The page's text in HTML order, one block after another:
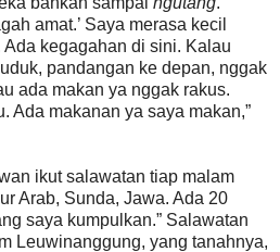
amat.’ Saya merasa kecil
kegagahan di sini. Kalau
pandangan ke depan, nggak
ada makan ya nggak rakus.
Ada makanan ya saya makan,”
ikut salawatan tiap malam
Arab, Sunda, Jawa. Ada 20
saya kumpulkan.” Salawatan
Leuwinanggung, yang tanahnya,